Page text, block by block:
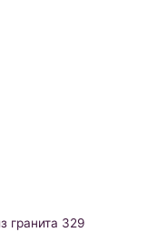
гранита 329